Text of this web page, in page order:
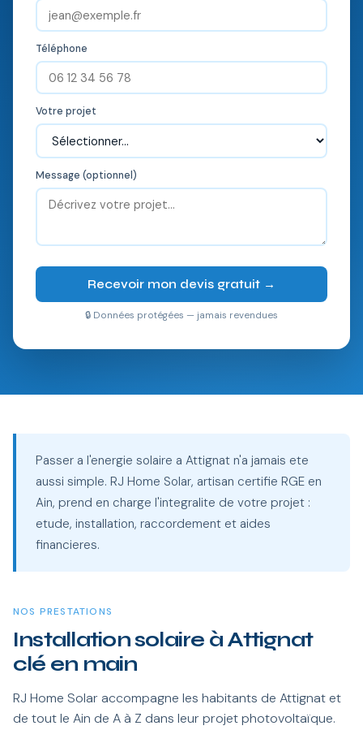
Téléphone
Votre projet
Message (optionnel)
Recevoir mon devis gratuit →
🔒 Données protégées — jamais revendues
Passer a l'energie solaire a Attignat n'a jamais ete
aussi simple. RJ Home Solar, artisan certifie RGE en
Ain, prend en charge l'integralite de votre projet :
etude, installation, raccordement et aides
financieres.
NOS PRESTATIONS
Installation solaire à Attignat
clé en main
RJ Home Solar accompagne les habitants de Attignat et
de tout le Ain de A à Z dans leur projet photovoltaïque.